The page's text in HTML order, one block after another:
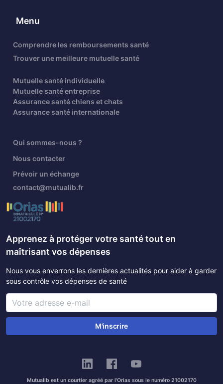
Menu
Comprendre les remboursements santé
Trouver une meilleure mutuelle santé
Mutuelle santé individuelle
Mutuelle santé entreprise
Assurance santé chiens et chats
Assurance santé internationale
Qui sommes-nous ?
Nous contacter
Prévoir un échange
contact@mutualib.fr
Apprenez à protéger votre santé tout en
maîtrisant vos dépenses
Nous vous enverrons les dernières actualités pour aider à garder
sous contrôle vos dépenses de santé
M'inscrire
Mutualib est un courtier agréé par l'Orias sous le numéro 21002170